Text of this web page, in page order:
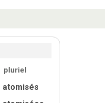
pluriel
atomisés